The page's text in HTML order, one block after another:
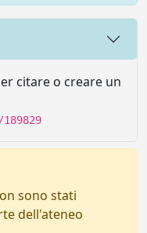
citare o creare un
sono stati
dell'ateneo